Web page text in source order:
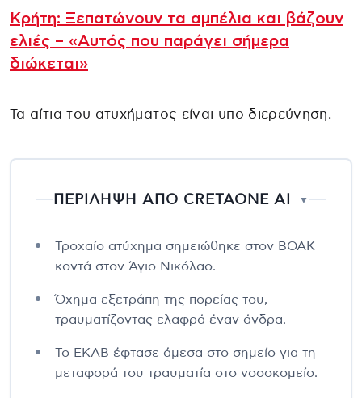
Κρήτη: Ξεπατώνουν τα αμπέλια και βάζουν
ελιές – «Αυτός που παράγει σήμερα
διώκεται»
Τα αίτια του ατυχήματος είναι υπο διερεύνηση.
ΠΕΡΙΛΗΨΗ ΑΠΟ CRETAONE AI ▼
Τροχαίο ατύχημα σημειώθηκε στον ΒΟΑΚ
κοντά στον Άγιο Νικόλαο.
Όχημα εξετράπη της πορείας του,
τραυματίζοντας ελαφρά έναν άνδρα.
Το ΕΚΑΒ έφτασε άμεσα στο σημείο για τη
μεταφορά του τραυματία στο νοσοκομείο.